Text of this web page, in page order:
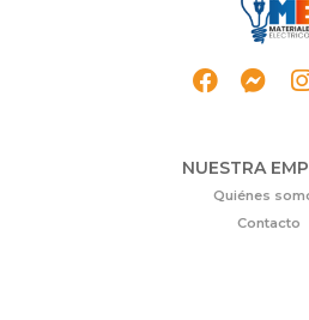
NUESTRA
Quiénes
Contacto